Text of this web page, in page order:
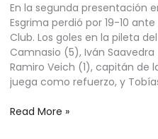
En la segunda presentación
Esgrima perdió por 19-10
Club. Los goles en la pileta
Camnasio (5), Iván Saavedra
Ramiro Veich (1), capitán de
juega como refuerzo, y
Read More »